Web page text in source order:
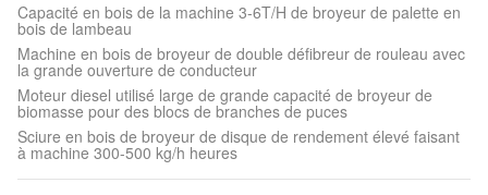
Capacité en bois de la machine 3-6T/H de broyeur de palette en
bois de lambeau
Machine en bois de broyeur de double défibreur de rouleau avec
la grande ouverture de conducteur
Moteur diesel utilisé large de grande capacité de broyeur de
biomasse pour des blocs de branches de puces
Sciure en bois de broyeur de disque de rendement élevé faisant
à machine 300-500 kg/h heures